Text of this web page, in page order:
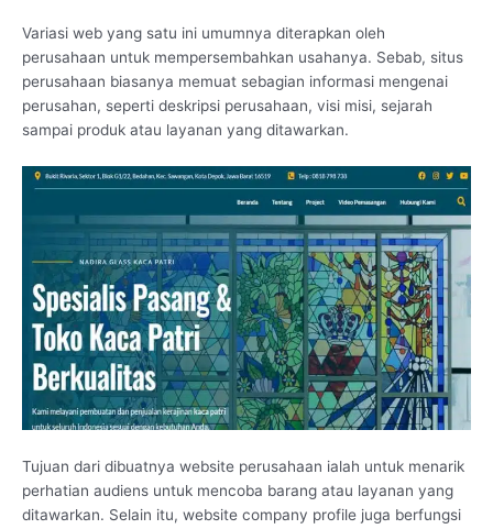
Variasi web yang satu ini umumnya diterapkan oleh
perusahaan untuk mempersembahkan usahanya. Sebab, situs
perusahaan biasanya memuat sebagian informasi mengenai
perusahan, seperti deskripsi perusahaan, visi misi, sejarah
sampai produk atau layanan yang ditawarkan.
Tujuan dari dibuatnya website perusahaan ialah untuk menarik
perhatian audiens untuk mencoba barang atau layanan yang
ditawarkan. Selain itu, website company profile juga berfungsi